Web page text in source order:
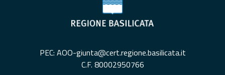
PEC: AOO-giunta@cert.regione.basilicata.it
C.F. 80002950766